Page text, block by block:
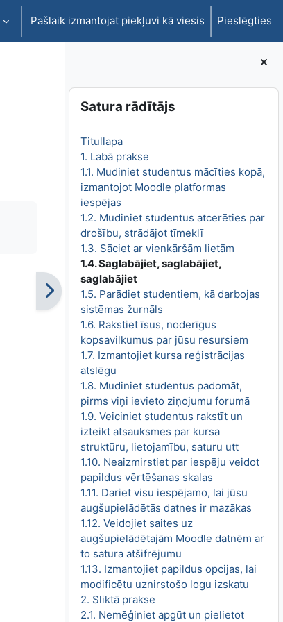
Pašlaik izmantojat piekļuvi kā viesis Pieslēgties
Bloki
Izlaist Satura rādītājs
Satura rādītājs
Titullapa
1. Labā prakse
1.1. Mudiniet studentus mācīties kopā,
izmantojot Moodle platformas
iespējas
1.2. Mudiniet studentus atcerēties par
drošību, strādājot tīmeklī
1.3. Sāciet ar vienkāršām lietām
1.4. Saglabājiet, saglabājiet,
saglabājiet
1.5. Parādiet studentiem, kā darbojas
sistēmas žurnāls
1.6. Rakstiet īsus, noderīgus
kopsavilkumus par jūsu resursiem
1.7. Izmantojiet kursa reģistrācijas
atslēgu
1.8. Mudiniet studentus padomāt,
pirms viņi ievieto ziņojumu forumā
1.9. Veiciniet studentus rakstīt un
izteikt atsauksmes par kursa
struktūru, lietojamību, saturu utt
1.10. Neaizmirstiet par iespēju veidot
papildus vērtēšanas skalas
1.11. Dariet visu iespējamo, lai jūsu
augšupielādētās datnes ir mazākas
1.12. Veidojiet saites uz
augšupielādētajām Moodle datnēm ar
to satura atšifrējumu
1.13. Izmantojiet papildus opcijas, lai
modificētu uznirstošo logu izskatu
2. Sliktā prakse
2.1. Nemēģiniet apgūt un pielietot